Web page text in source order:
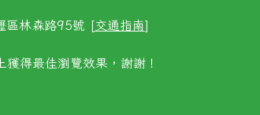
區林森路95號 [交通指南]
得最佳瀏覽效果，謝謝！